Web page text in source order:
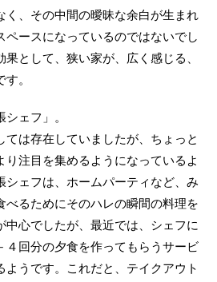
く、その中間の曖昧な余白が生まれ
ペースになっているのではないでし
果として、狭い家が、広く感じる、
。
ェフ」。
ては存在していましたが、ちょっと
り注目を集めるようになっているよ
シェフは、ホームパーティなど、み
べるためにそのハレの瞬間の料理を
中心でしたが、最近では、シェフに
４回分の夕食を作ってもらうサービ
ようです。これだと、テイクアウト